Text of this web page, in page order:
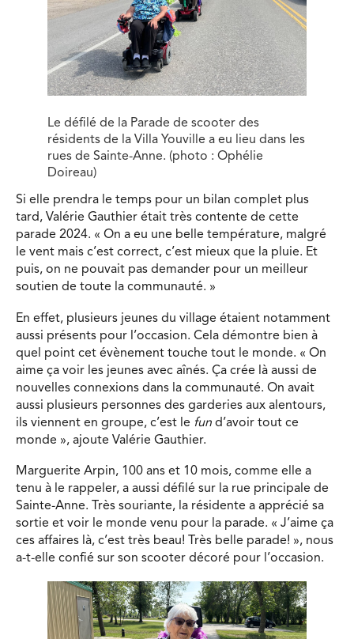
Le défilé de la Parade de scooter des
résidents de la Villa Youville a eu lieu dans les
rues de Sainte-Anne. (photo : Ophélie
Doireau)
Si elle prendra le temps pour un bilan complet plus
tard, Valérie Gauthier était très contente de cette
parade 2024. « On a eu une belle température, malgré
le vent mais c’est correct, c’est mieux que la pluie. Et
puis, on ne pouvait pas demander pour un meilleur
soutien de toute la communauté. »
En effet, plusieurs jeunes du village étaient notamment
aussi présents pour l’occasion. Cela démontre bien à
quel point cet évènement touche tout le monde. « On
aime ça voir les jeunes avec aînés. Ça crée là aussi de
nouvelles connexions dans la communauté. On avait
aussi plusieurs personnes des garderies aux alentours,
ils viennent en groupe, c’est le fun d’avoir tout ce
monde », ajoute Valérie Gauthier.
Marguerite Arpin, 100 ans et 10 mois, comme elle a
tenu à le rappeler, a aussi défilé sur la rue principale de
Sainte-Anne. Très souriante, la résidente a apprécié sa
sortie et voir le monde venu pour la parade. « J’aime ça
ces affaires là, c’est très beau! Très belle parade! », nous
a-t-elle confié sur son scooter décoré pour l’occasion.